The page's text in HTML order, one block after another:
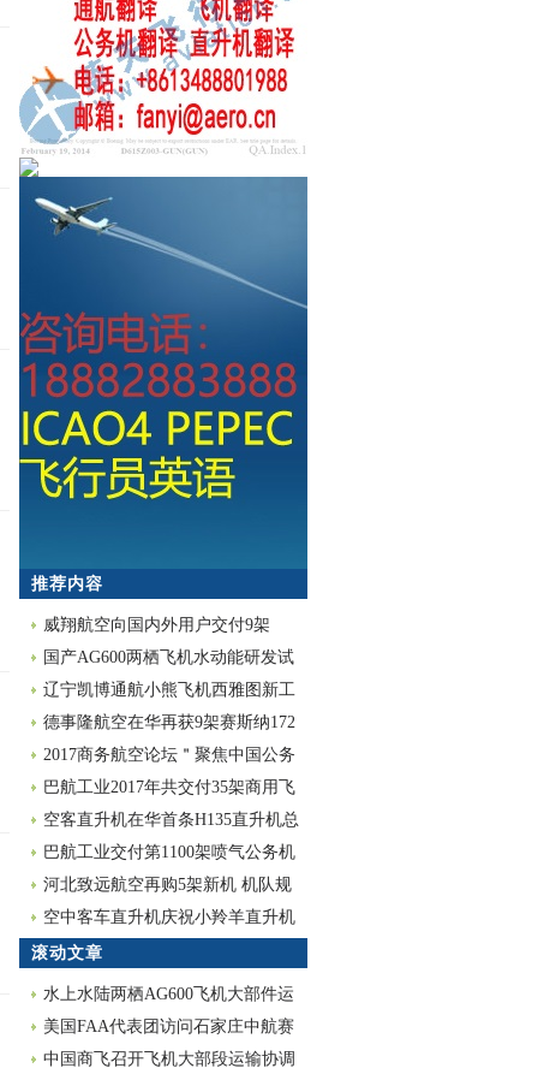
推荐内容
威翔航空向国内外用户交付9架
CTLS飞机
国产AG600两栖飞机水动能研发试
验获得成功
辽宁凯博通航小熊飞机西雅图新工
厂隆重开工
德事隆航空在华再获9架赛斯纳172
飞机订单
2017商务航空论坛＂聚焦中国公务
航空生存现状
巴航工业2017年共交付35架商用飞
机和24架公务
空客直升机在华首条H135直升机总
装线破土动工
巴航工业交付第1100架喷气公务机
河北致远航空再购5架新机 机队规
模将达18架
空中客车直升机庆祝小羚羊直升机
首飞50周年
滚动文章
水上水陆两栖AG600飞机大部件运
抵珠海
美国FAA代表团访问石家庄中航赛
斯纳飞机
中国商飞召开飞机大部段运输协调